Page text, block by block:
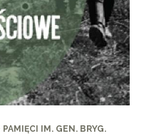
IM. GEN. BRYG.